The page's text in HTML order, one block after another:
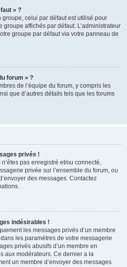
» ?
groupe, celui par défaut est utilisé pour
affichés par défaut. L’administrateur
groupe par défaut via votre panneau de
forum » ?
de l’équipe du forum, y compris les
que d’autres détails tels que les forums
privés !
n’êtes pas enregistré et/ou connecté,
privée sur l’ensemble du forum, ou
des messages. Contactez
indésirables !
les messages privés d’un membre
les paramètres de votre messagerie
privés abusifs d’un membre en
aux modérateurs. Ce dernier a la
un membre d’envoyer des messages